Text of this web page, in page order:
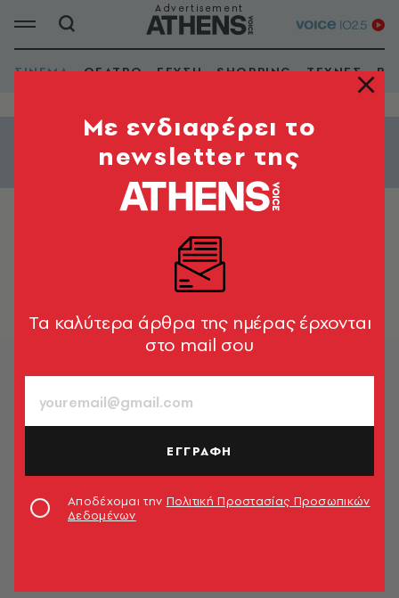
ΣΙΝΕΜΑ ΘΕΑΤΡΟ ΓΕΥΣΗ SHOPPING ΤΕΧΝΕΣ
Εμφάνιση φίλτρων
ΚΟΡΑΛΙ Cinemax - 1
Mε ενδιαφέρει το
newsletter της
Tα καλύτερα άρθρα της ημέρας έρχονται
στο mail σου
ΕΓΓΡΑΦΗ
Αποδέχομαι την Πολιτική Προστασίας Προσωπικών
Δεδομένων